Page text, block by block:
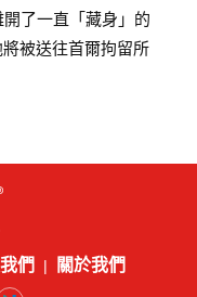
了一直「藏身」的
被送往首爾拘留所
們 關於我們